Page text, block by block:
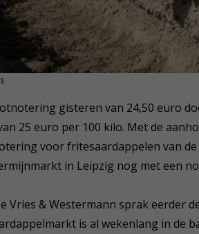
gisteren van 24,50 euro
25 euro per 100 kilo. Met de
voor fritesaardappelen van
in Leipzig nog met een
Vries & Westermann sprak eerder
is al wekenlang in de